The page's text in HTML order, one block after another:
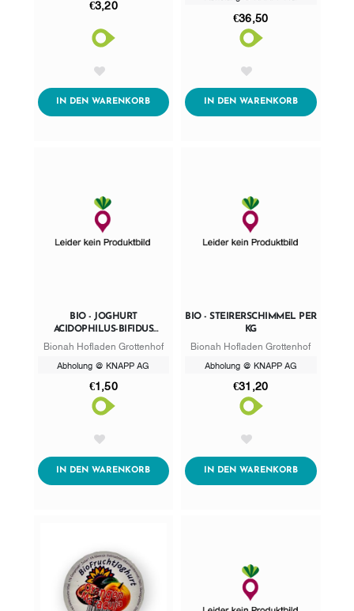
€3,20
IN DEN WARENKORBADDTOCART
€36,50
IN DEN WARENKORBADDTOCART
BIO - JOGHURT
ACIDOPHILUS-BIFIDUS
250ML
Bionah Hofladen Grottenhof
Abholung @ KNAPP AG
€1,50
IN DEN WARENKORBADDTOCART
BIO - STEIRERSCHIMMEL PER
KG
Bionah Hofladen Grottenhof
Abholung @ KNAPP AG
€31,20
IN DEN WARENKORBADDTOCART